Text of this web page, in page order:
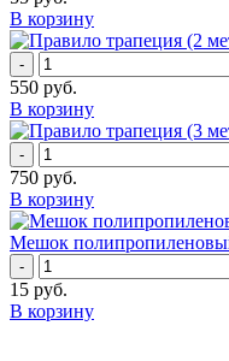
В корзину
-
550 руб.
В корзину
-
750 руб.
В корзину
Мешок
-
15 руб.
В корзину